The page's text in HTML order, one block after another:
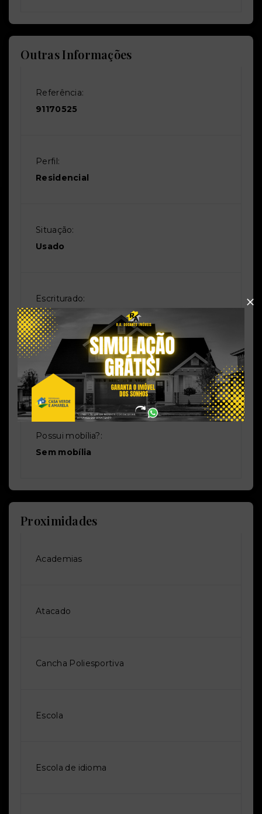
Outras Informações
Referência:
91170525
Perfil:
Residencial
Situação:
Usado
Escriturado:
Sim
Averbado:
Sim
Possui mobília?:
Sem mobília
Proximidades
Academias
Atacado
Cancha Poliesportiva
Escola
Escola de idioma